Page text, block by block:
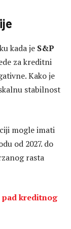
kada je S&P
za kreditni
Kako je
stabilnost
mogle imati
od 2027. do
rasta
kreditnog